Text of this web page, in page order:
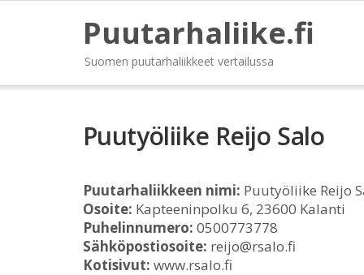
Puutarhaliike.fi
Suomen puutarhaliikkeet vertailussa
Puutyöliike Reijo Salo
Puutarhaliikkeen nimi: Puutyöliike Reijo
Osoite: Kapteeninpolku 6, 23600 Kalanti
Puhelinnumero: 0500773778
Sähköpostiosoite: reijo@rsalo.fi
Kotisivut: www.rsalo.fi